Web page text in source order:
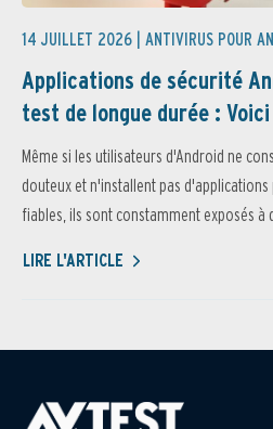
14 JUILLET 2026 | ANTIVIRUS POUR
Applications de sécurité
test de longue durée :
Même si les utilisateurs d'Android ne
douteux et n'installent pas
fiables, ils sont constamment exposés à
LIRE L'ARTICLE